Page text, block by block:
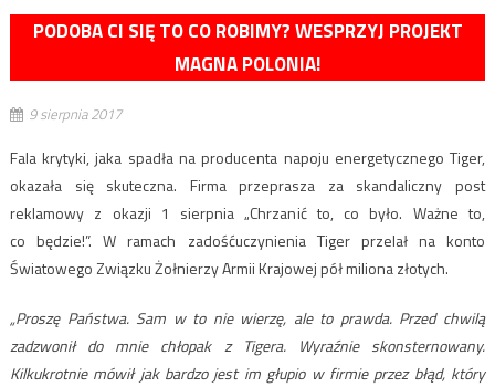
PODOBA CI SIĘ TO CO ROBIMY? WESPRZYJ PROJEKT
MAGNA POLONIA!
9 sierpnia 2017
Fala krytyki, jaka spadła na producenta napoju energetycznego Tiger,
okazała się skuteczna. Firma przeprasza za skandaliczny post
reklamowy z okazji 1 sierpnia „Chrzanić to, co było. Ważne to,
co będzie!”. W ramach zadośćuczynienia Tiger przelał na konto
Światowego Związku Żołnierzy Armii Krajowej pół miliona złotych.
„Proszę Państwa. Sam w to nie wierzę, ale to prawda. Przed chwilą
zadzwonił do mnie chłopak z Tigera. Wyraźnie skonsternowany.
Kilkukrotnie mówił jak bardzo jest im głupio w firmie przez błąd, który